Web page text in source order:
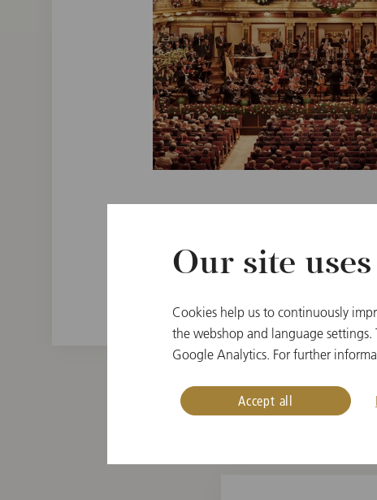
Franz Welser-Möst /
Our site
Cookies help us to continuously
the webshop and language settings.
Google Analytics. For further
Accept all